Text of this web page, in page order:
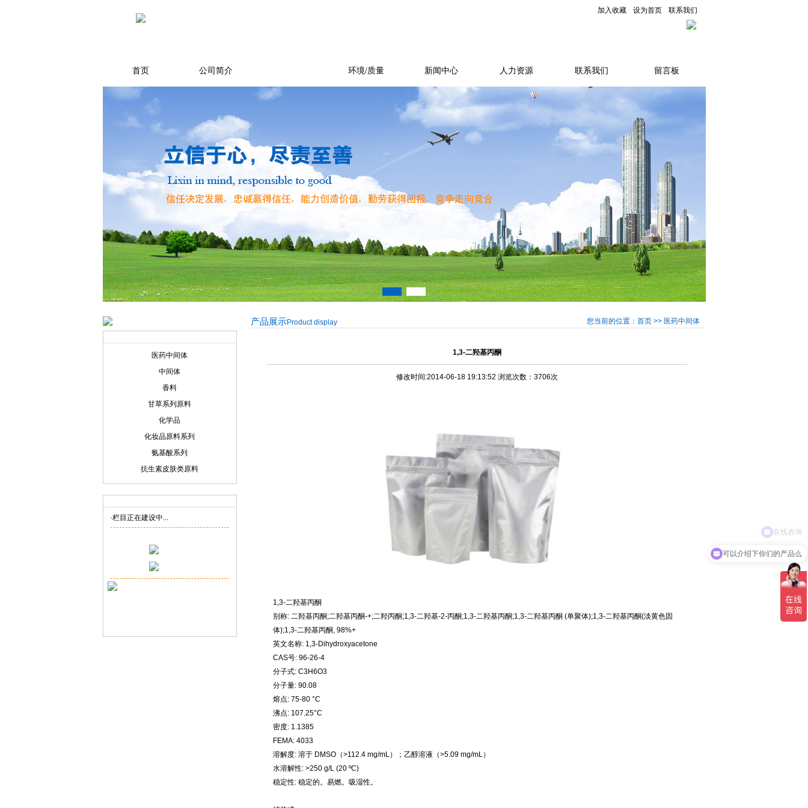
加入收藏 设为首页 联系我们
首页 公司简介 环境/质量 新闻中心 人力资源 联系我们 留言板
医药中间体
中间体
香料
甘草系列原料
化学品
化妆品原料系列
氨基酸系列
抗生素皮肤类原料
·栏目正在建设中...
您当前的位置：首页 >> 医药中间体
产品展示Product display
1,3-二羟基丙酮
修改时间:2014-06-18 19:13:52 浏览次数：3706次
1,3-二羟基丙酮
别称: 二羟基丙酮;二羟基丙酮-+;二羟丙酮;1,3-二羟基-2-丙酮;1,3-二羟基丙酮;1,3-二羟基丙酮 (单聚体);1,3-二羟基丙酮(淡黄色固
体);1,3-二羟基丙酮, 98%+
英文名称: 1,3-Dihydroxyacetone
CAS号: 96-26-4
分子式: C3H6O3
分子量: 90.08
熔点: 75-80 °C
沸点: 107.25°C
密度: 1.1385
FEMA: 4033
溶解度: 溶于 DMSO（>112.4 mg/mL）；乙醇溶液（>5.09 mg/mL）
水溶解性: >250 g/L (20 ºC)
稳定性: 稳定的。易燃。吸湿性。
可以介绍下你们的产品么
在线咨询